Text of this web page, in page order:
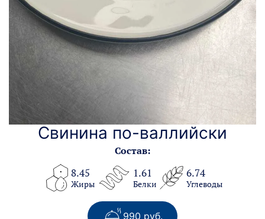
Свинина по-валлийски
Состав:
8.45
Жиры
1.61
Белки
6.74
Углеводы
990 руб.